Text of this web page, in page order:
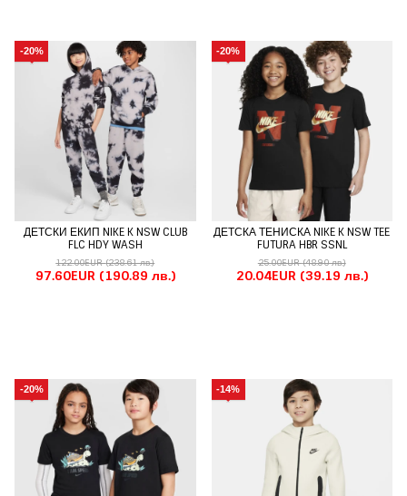
-20%
ДЕТСКИ ЕКИП NIKE K NSW CLUB
FLC HDY WASH
122.00EUR(238.61 лв.)
97.60EUR (190.89 лв.)
-20%
ДЕТСКА ТЕНИСКА NIKE K NSW TEE
FUTURA HBR SSNL
25.00EUR(48.90 лв.)
20.04EUR (39.19 лв.)
-20% -14%